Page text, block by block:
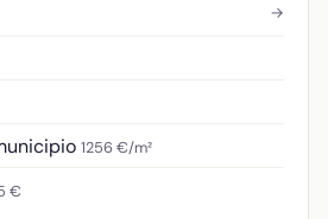
→
1256 €/m²
€